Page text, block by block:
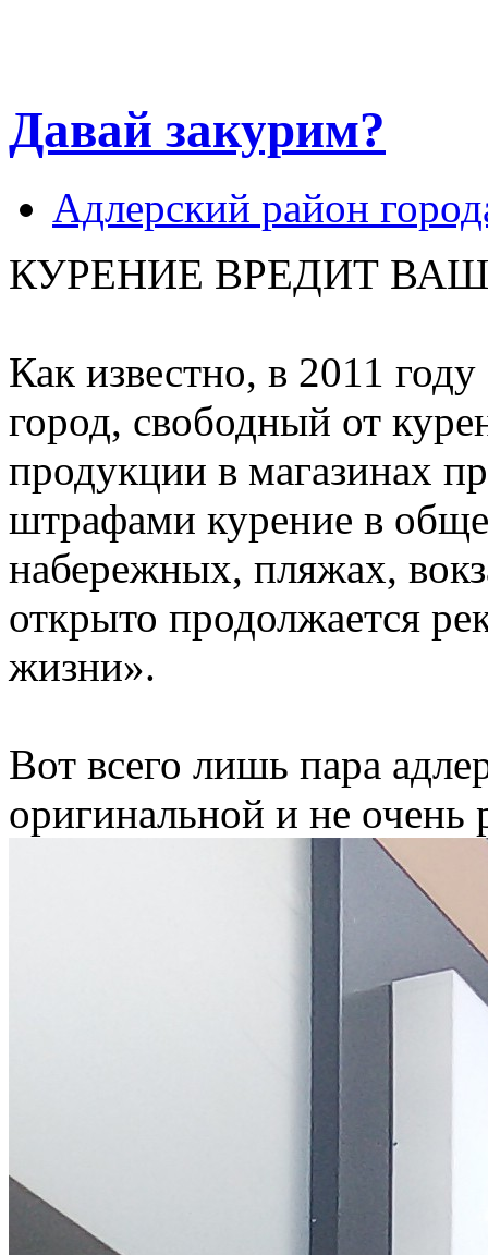
Давай закурим?
Адлерский район
КУРЕНИЕ ВРЕДИТ
Как известно, в 2011
город, свободный от
продукции в магазинах
штрафами курение в
набережных, пляжах,
открыто продолжается
жизни».
Вот всего лишь пара
оригинальной и не очень